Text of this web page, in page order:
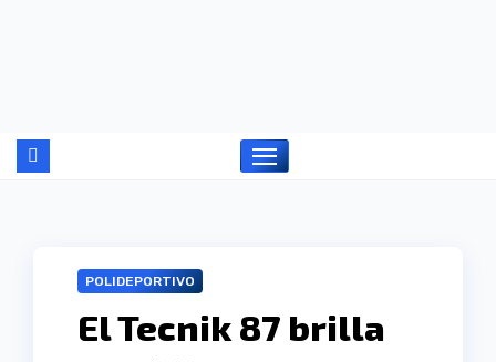
POLIDEPORTIVO
El Tecnik 87 brilla